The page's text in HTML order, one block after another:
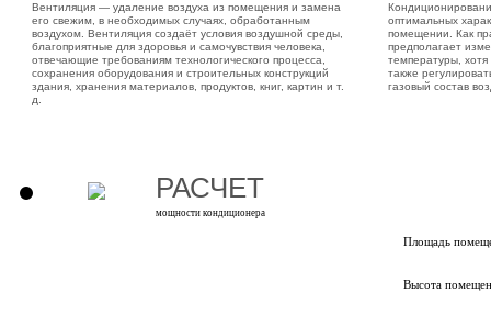
Вентиляция — удаление воздуха из помещения и замена
его свежим, в необходимых случаях, обработанным
воздухом. Вентиляция создаёт условия воздушной среды,
благоприятные для здоровья и самочувствия человека,
отвечающие требованиям технологического процесса,
сохранения оборудования и строительных конструкций
здания, хранения материалов, продуктов, книг, картин и т.
д.
оптимальных
помещении. Как
предполагает
температуры,
также
газовый состав
РАСЧЕТ
мощности кондиционера
Площадь
Высота